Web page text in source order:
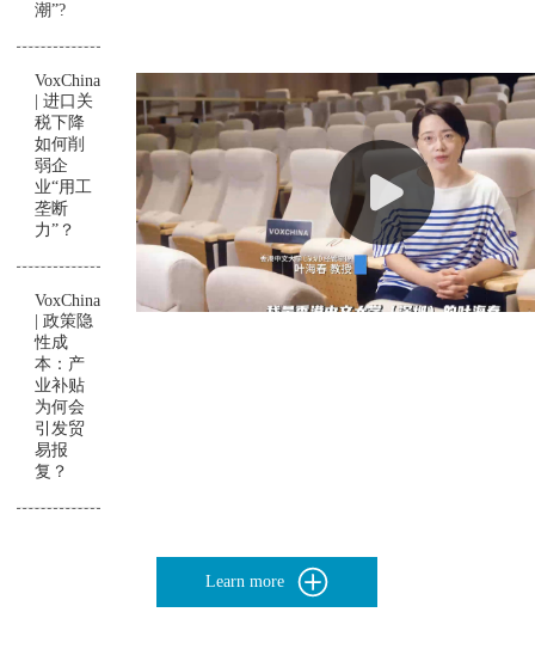
潮”?
VoxChina
| 进口关
税下降
如何削
弱企
业“用工
垄断
力”？
VoxChina
| 政策隐
性成
本：产
业补贴
为何会
引发贸
易报
复？
Learn more